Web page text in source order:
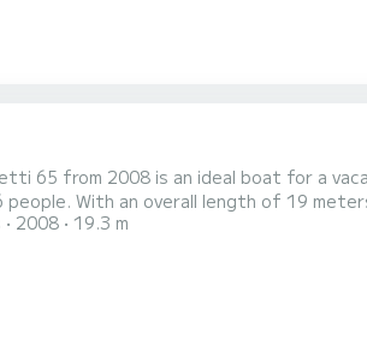
from 2008 is an ideal boat for a vacation
With an overall length of 19
toilets met douche. Deze
2008 19.3 m